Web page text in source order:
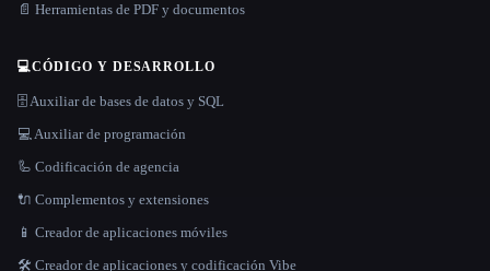
📄 Herramientas de PDF y documentos
💻CÓDIGO Y DESARROLLO
🗄️ Auxiliar de bases de datos y SQL
💻 Auxiliar de programación
🦾 Codificación de agencia
🔌 Complementos y extensiones
📱 Creador de aplicaciones móviles
🛠️ Creador de aplicaciones y codificación Vibe